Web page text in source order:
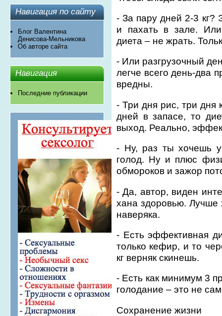
Навигация по сайту
Блог Валентина
Денисова-Мельникова
Об авторе сайта
Навигация
Последние публикации
- За пару дней 2-3
и пахать в зале.
диета – не жрать.
- Или разгрузочный
легче всего день-два
вредны.
- Три дня рис, три дня
дней в запасе, то
выход. Реально,
- Ну, раз ты хочешь
голод. Ну и плюс
обмороков и зажор
- Да, автор, виден
хана здоровью. Лучше
наверяка.
- Есть эффективная
только кефир, и то
кг верняк скинешь.
- Есть как минимум 3
голодание – это не
Сохранение жизни